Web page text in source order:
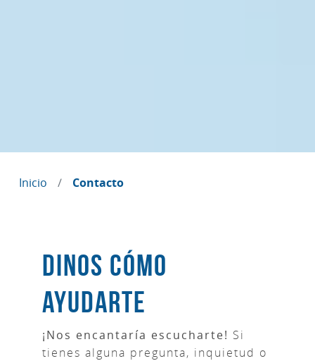
Inicio Contacto
Dinos cómo
ayudarte
¡Nos encantaría escucharte! Si
tienes alguna pregunta, inquietud o